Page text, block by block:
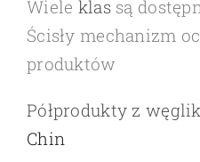
Wiele klassą
Ścisły mechanizm
produktów
Półprodukty z
Chin